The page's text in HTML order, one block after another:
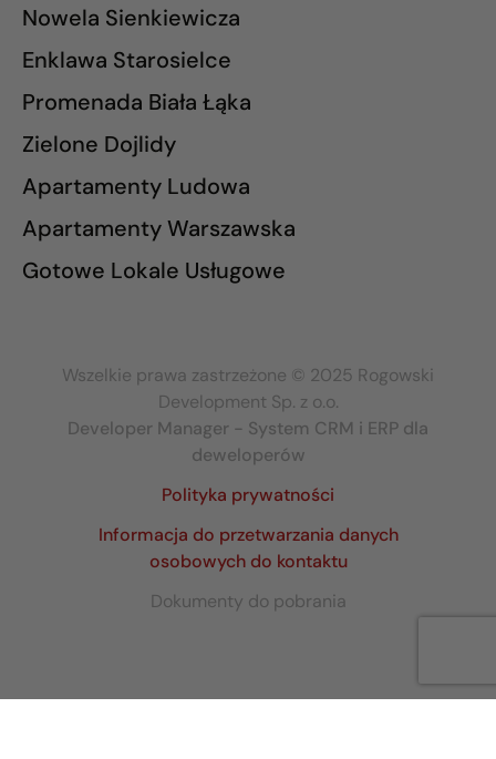
Nowela Sienkiewicza
Enklawa Starosielce
Promenada Biała Łąka
Zielone Dojlidy
Apartamenty Ludowa
Apartamenty Warszawska
Gotowe Lokale Usługowe
Wszelkie prawa zastrzeżone © 2025 Rogowski
Development Sp. z o.o.
Developer Manager - System CRM i ERP dla
deweloperów
Polityka prywatności
Informacja do przetwarzania danych
osobowych do kontaktu
Dokumenty do pobrania